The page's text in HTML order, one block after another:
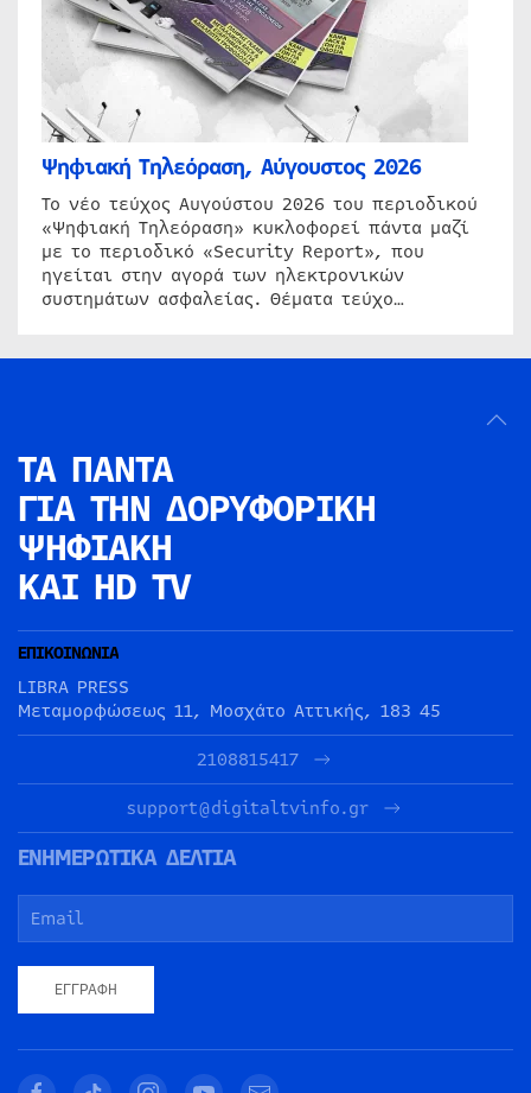
Ψηφιακή Τηλεόραση, Αύγουστος 2026
Το νέο τεύχος Αυγούστου 2026 του περιοδικού
«Ψηφιακή Τηλεόραση» κυκλοφορεί πάντα μαζί
με το περιοδικό «Security Report», που
ηγείται στην αγορά των ηλεκτρονικών
συστημάτων ασφαλείας. Θέματα τεύχο…
ΤΑ ΠΑΝΤΑ
ΓΙΑ ΤΗΝ ΔΟΡΥΦΟΡΙΚΗ
ΨΗΦΙΑΚΗ
ΚΑΙ HD TV
ΕΠΙΚΟΙΝΩΝΙΑ
LIBRA PRESS
Μεταμορφώσεως 11, Μοσχάτο Αττικής, 183 45
2108815417
support@digitaltvinfo.gr
ΕΝΗΜΕΡΩΤΙΚΑ ΔΕΛΤΙΑ
ΕΓΓΡΑΦΉ